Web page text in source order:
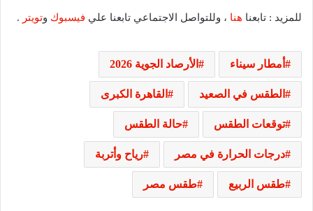
للمزيد : تابعنا هنا ، وللتواصل الاجتماعي تابعنا علي فيسبوك وتويتر .
أمطار سيناء الأرصاد الجوية 2026
الطقس في الصعيد القاهرة الكبرى
توقعات الطقس حالة الطقس
درجات الحرارة في مصر رياح وأتربة
طقس الربيع طقس مصر